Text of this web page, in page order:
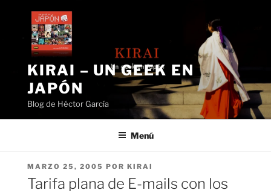
contenido
KIRAI – UN GEEK EN
JAPÓN
Blog de Héctor García
Menú
PUBLICADO
EL
MARZO 25, 2005 POR KIRAI
Tarifa plana de E-mails con los